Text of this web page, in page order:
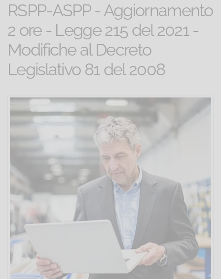
RSPP-ASPP - Aggiornamento
2 ore - Legge 215 del 2021 -
Modifiche al Decreto
Legislativo 81 del 2008